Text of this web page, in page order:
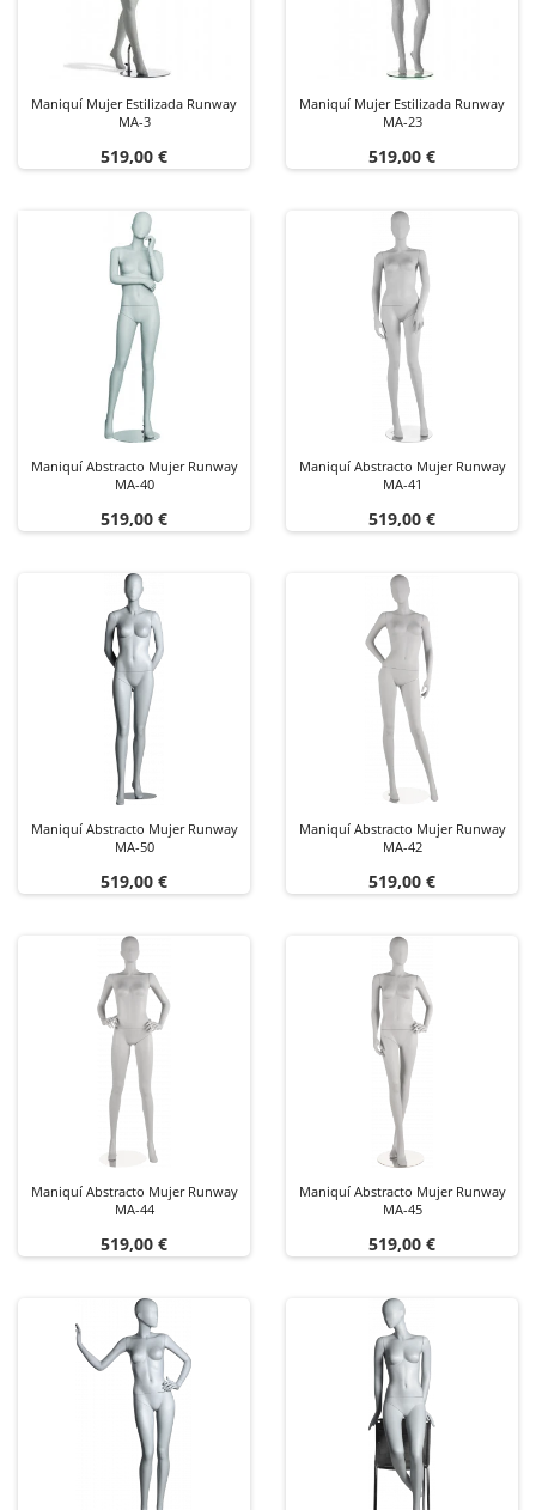
Maniquí Mujer Estilizada Runway
MA-3
Precio
519,00 €
Maniquí Mujer Estilizada Runway
MA-23
Precio
519,00 €
Maniquí Abstracto Mujer Runway
MA-40
Precio
519,00 €
Maniquí Abstracto Mujer Runway
MA-41
Precio
519,00 €
Maniquí Abstracto Mujer Runway
MA-50
Precio
519,00 €
Maniquí Abstracto Mujer Runway
MA-42
Precio
519,00 €
Maniquí Abstracto Mujer Runway
MA-44
Precio
519,00 €
Maniquí Abstracto Mujer Runway
MA-45
Precio
519,00 €